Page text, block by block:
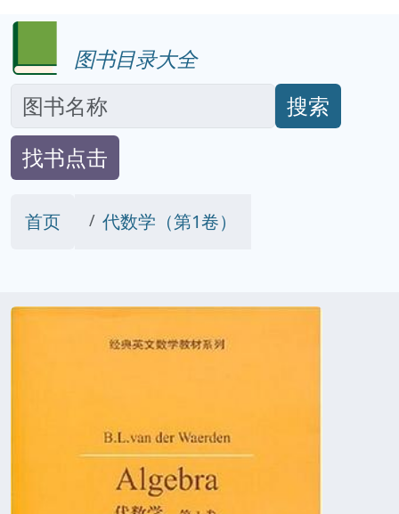
图书目录大全
搜索
找书点击
首页 代数学（第1卷）